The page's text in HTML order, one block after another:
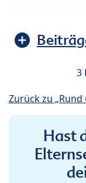
3
Zurück zu „Rund
Hast